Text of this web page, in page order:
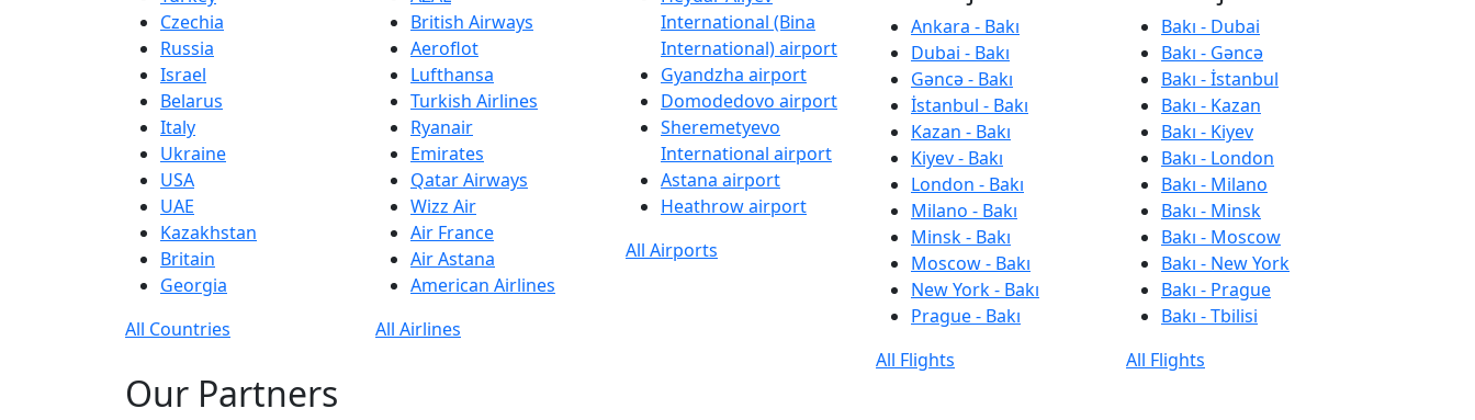
Czechia
Russia
Israel
Belarus
Italy
Ukraine
USA
UAE
Kazakhstan
Britain
Georgia
All Countries
British Airways
Aeroflot
Lufthansa
Turkish Airlines
Ryanair
Emirates
Qatar Airways
Wizz Air
Air France
Air Astana
American Airlines
All Airlines
International (Bina
International) airport
Gyandzha airport
Domodedovo airport
Sheremetyevo
International airport
Astana airport
Heathrow airport
All Airports
Ankara - Bakı
Dubai - Bakı
Gəncə - Bakı
İstanbul - Bakı
Kazan - Bakı
Kiyev - Bakı
London - Bakı
Milano - Bakı
Minsk - Bakı
Moscow - Bakı
New York - Bakı
Prague - Bakı
All Flights
Bakı - Dubai
Bakı - Gəncə
Bakı - İstanbul
Bakı - Kazan
Bakı - Kiyev
Bakı - London
Bakı - Milano
Bakı - Minsk
Bakı - Moscow
Bakı - New York
Bakı - Prague
Bakı - Tbilisi
All Flights
Our Partners